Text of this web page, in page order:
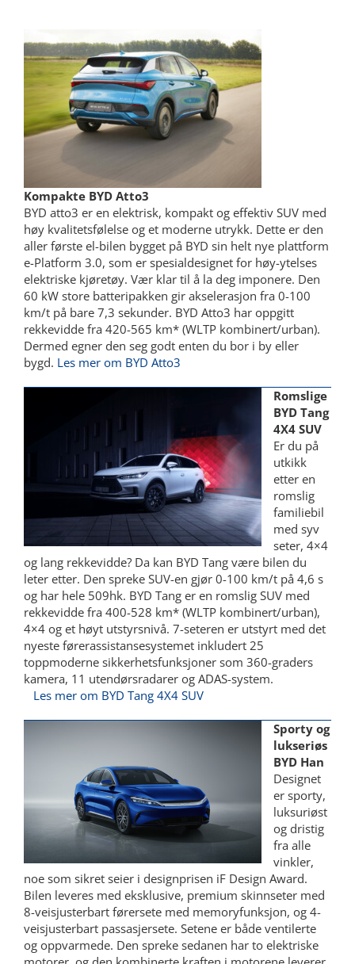
Kompakte BYD Atto3
BYD atto3 er en elektrisk, kompakt og effektiv SUV med
høy kvalitetsfølelse og et moderne utrykk. Dette er den
aller første el-bilen bygget på BYD sin helt nye plattform
e-Platform 3.0, som er spesialdesignet for høy-ytelses
elektriske kjøretøy. Vær klar til å la deg imponere. Den
60 kW store batteripakken gir akselerasjon fra 0-100
km/t på bare 7,3 sekunder. BYD Atto3 har oppgitt
rekkevidde fra 420-565 km* (WLTP kombinert/urban).
Dermed egner den seg godt enten du bor i by eller
bygd. Les mer om BYD Atto3
Romslige
BYD Tang
4X4 SUV
Er du på
utkikk
etter en
romslig
familiebil
med syv
seter, 4×4
og lang rekkevidde? Da kan BYD Tang være bilen du
leter etter. Den spreke SUV-en gjør 0-100 km/t på 4,6 s
og har hele 509hk. BYD Tang er en romslig SUV med
rekkevidde fra 400-528 km* (WLTP kombinert/urban),
4×4 og et høyt utstyrsnivå. 7-seteren er utstyrt med det
nyeste førerassistansesystemet inkludert 25
toppmoderne sikkerhetsfunksjoner som 360-graders
kamera, 11 utendørsradarer og ADAS-system.
Les mer om BYD Tang 4X4 SUV
Sporty og
lukseriøs
BYD Han
Designet
er sporty,
luksuriøst
og dristig
fra alle
vinkler,
noe som sikret seier i designprisen iF Design Award.
Bilen leveres med eksklusive, premium skinnseter med
8-veisjusterbart førersete med memoryfunksjon, og 4-
veisjusterbart passasjersete. Setene er både ventilerte
og oppvarmede. Den spreke sedanen har to elektriske